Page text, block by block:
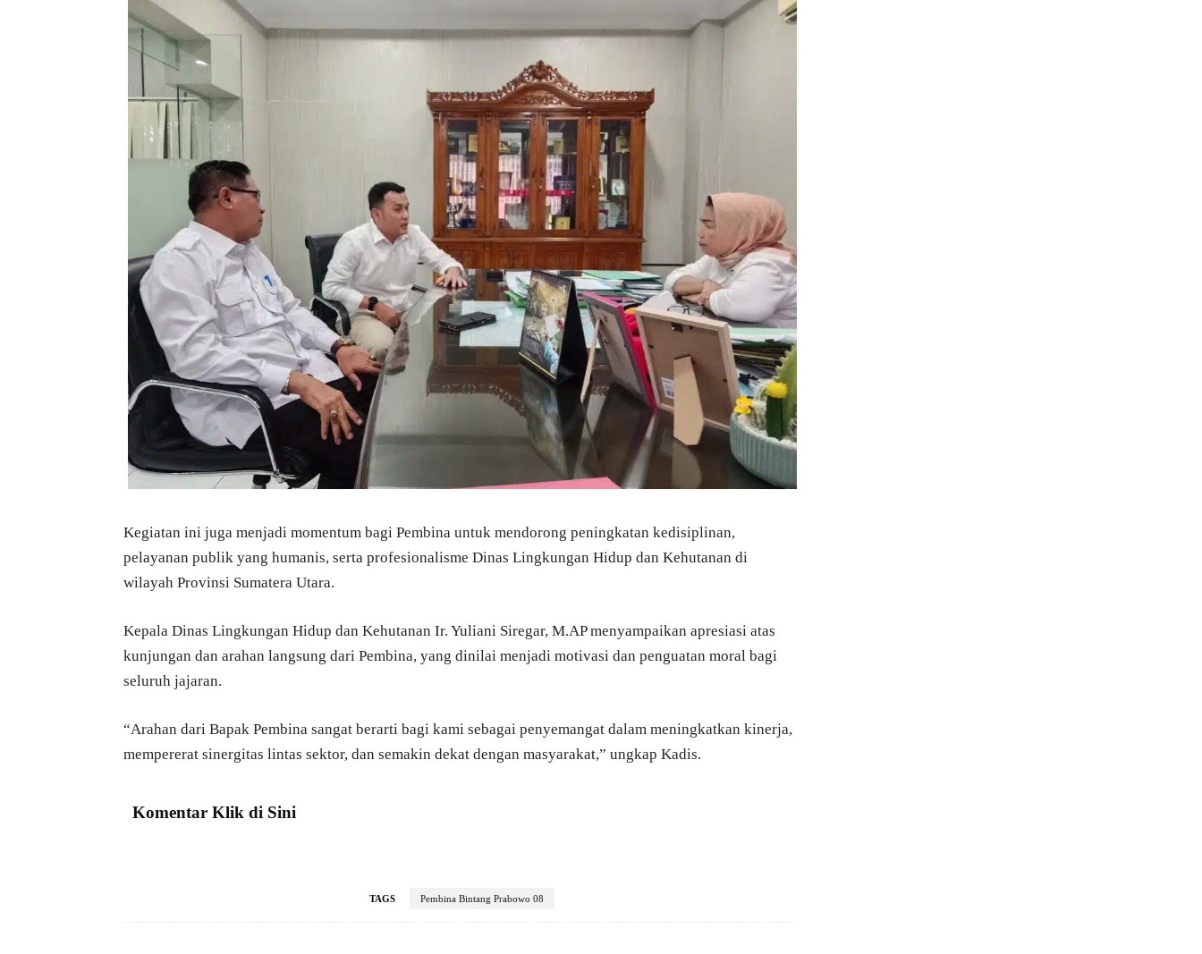
Kegiatan ini juga menjadi momentum bagi Pembina untuk mendorong peningkatan kedisiplinan,
pelayanan publik yang humanis, serta profesionalisme Dinas Lingkungan Hidup dan Kehutanan di
wilayah Provinsi Sumatera Utara.
Kepala Dinas Lingkungan Hidup dan Kehutanan Ir. Yuliani Siregar, M.AP menyampaikan apresiasi atas
kunjungan dan arahan langsung dari Pembina, yang dinilai menjadi motivasi dan penguatan moral bagi
seluruh jajaran.
“Arahan dari Bapak Pembina sangat berarti bagi kami sebagai penyemangat dalam meningkatkan kinerja,
mempererat sinergitas lintas sektor, dan semakin dekat dengan masyarakat,” ungkap Kadis.
Komentar Klik di Sini
TAGS Pembina Bintang Prabowo 08